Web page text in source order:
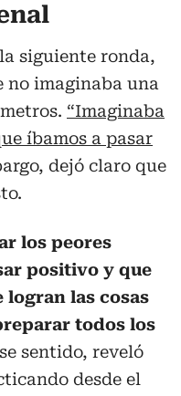
siguiente ronda,
no imaginaba una
“Imaginaba
íbamos a pasar
dejó claro que
los peores
positivo y que
logran las cosas
todos los
sentido, reveló
desde el